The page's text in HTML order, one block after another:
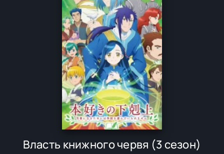
Власть книжного червя (3 сезон)